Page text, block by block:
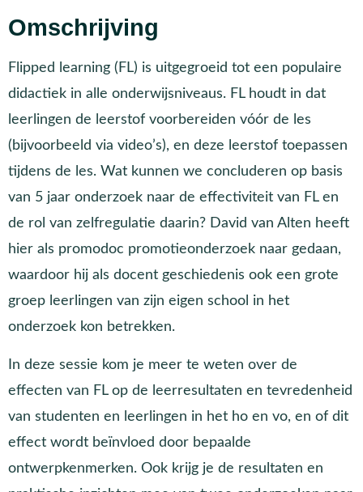
Omschrijving
Flipped learning (FL) is uitgegroeid tot een populaire
didactiek in alle onderwijsniveaus. FL houdt in dat
leerlingen de leerstof voorbereiden vóór de les
(bijvoorbeeld via video’s), en deze leerstof toepassen
tijdens de les. Wat kunnen we concluderen op basis
van 5 jaar onderzoek naar de effectiviteit van FL en
de rol van zelfregulatie daarin? David van Alten heeft
hier als promodoc promotieonderzoek naar gedaan,
waardoor hij als docent geschiedenis ook een grote
groep leerlingen van zijn eigen school in het
onderzoek kon betrekken.
In deze sessie kom je meer te weten over de
effecten van FL op de leerresultaten en tevredenheid
van studenten en leerlingen in het ho en vo, en of dit
effect wordt beïnvloed door bepaalde
ontwerpkenmerken. Ook krijg je de resultaten en